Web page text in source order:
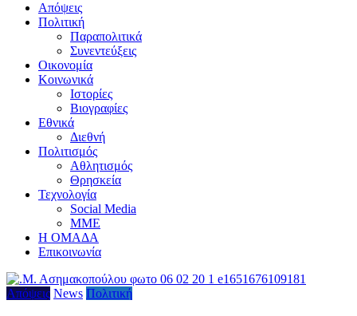
Απόψεις
Πολιτική
Παραπολιτικά
Συνεντεύξεις
Οικονομία
Κοινωνικά
Ιστορίες
Βιογραφίες
Εθνικά
Διεθνή
Πολιτισμός
Αθλητισμός
Θρησκεία
Τεχνολογία
Social Media
ΜΜΕ
Η ΟΜΑΔΑ
Επικοινωνία
Απόψεις News Πολιτική